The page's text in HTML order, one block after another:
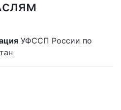
УФССП России по